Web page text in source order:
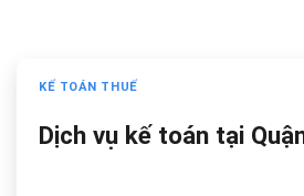
KẾ TOÁN THUẾ
Dịch vụ kế toán tại